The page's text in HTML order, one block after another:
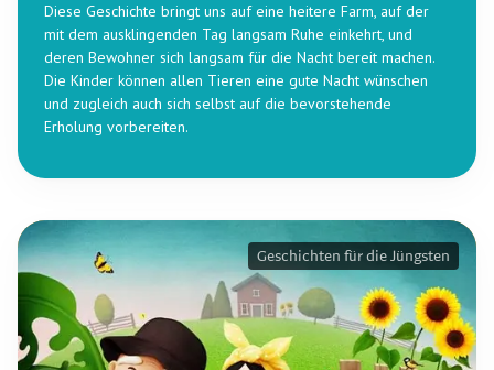
Diese Geschichte bringt uns auf eine heitere Farm, auf der
mit dem ausklingenden Tag langsam Ruhe einkehrt, und
deren Bewohner sich langsam für die Nacht bereit machen.
Die Kinder können allen Tieren eine gute Nacht wünschen
und zugleich auch sich selbst auf die bevorstehende
Erholung vorbereiten.
Geschichten für die Jüngsten